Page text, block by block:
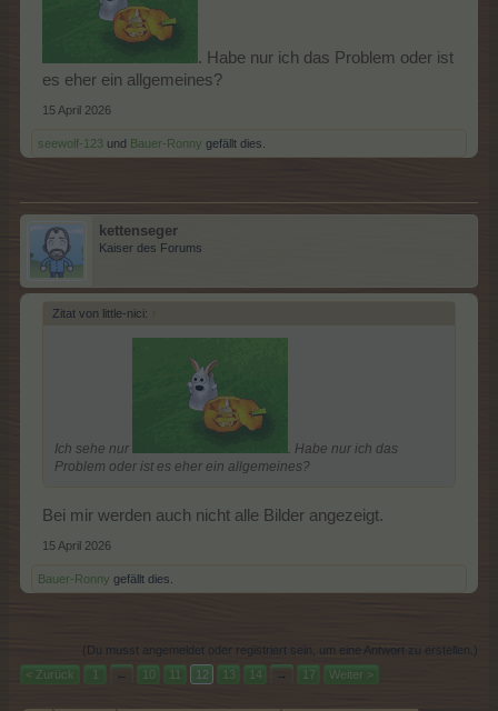
. Habe nur ich das Problem oder ist
es eher ein allgemeines?
15 April 2026
seewolf-123 und Bauer-Ronny gefällt dies.
kettenseger
Kaiser des Forums
Zitat von little-nici: ↑
Ich sehe nur
. Habe nur ich das
Problem oder ist es eher ein allgemeines?
Bei mir werden auch nicht alle Bilder angezeigt.
15 April 2026
Bauer-Ronny gefällt dies.
(Du musst angemeldet oder registriert sein, um eine Antwort zu erstellen.)
< Zurück
1 ← 10 11 12 13 14 → 17 Weiter >